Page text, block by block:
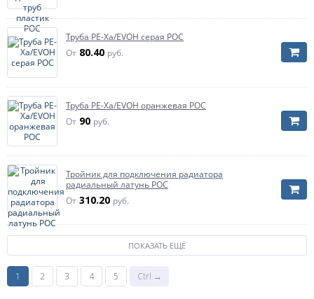
Труба PE-Xa/EVOH серая РОС
От 80.40 руб.
Труба PE-Xa/EVOH оранжевая РОС
От 90 руб.
Тройник для подключения радиатора
радиальный латунь РОС
От 310.20 руб.
ПОКАЗАТЬ ЕЩЁ
1 2 3 4 5 Ctrl →